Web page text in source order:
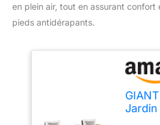
en plein air, tout en assurant
pieds antidérapants.